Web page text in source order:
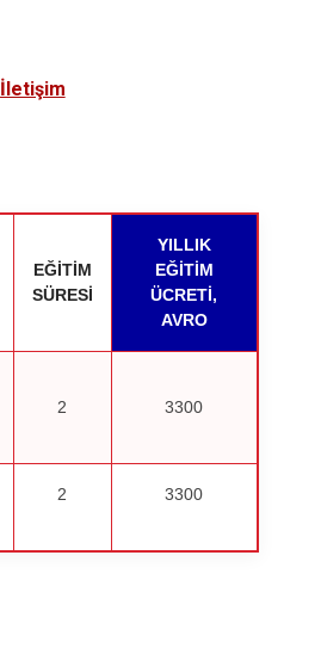
İletişim
EĞITIM
SÜRESI
YILLIK
EĞITIM
ÜCRETI,
AVRO
2 3300
2 3300